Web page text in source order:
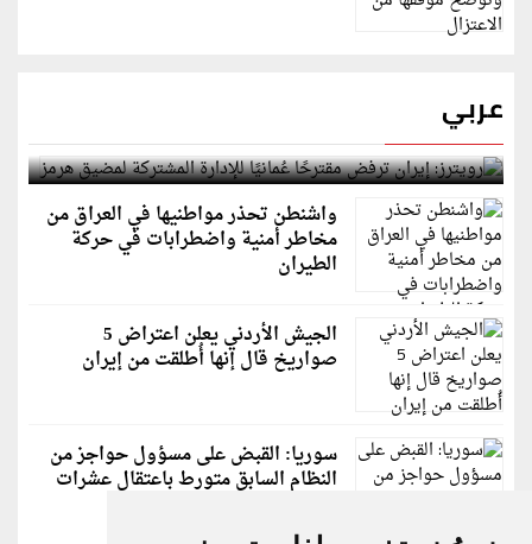
عربي
رويترز: إيران ترفض مقترحًا عُمانيًا للإدارة المشتركة
لمضيق هرمز
واشنطن تحذر مواطنيها في العراق من
مخاطر أمنية واضطرابات في حركة
الطيران
الجيش الأردني يعلن اعتراض 5
صواريخ قال إنها أُطلقت من إيران
سوريا: القبض على مسؤول حواجز من
النظام السابق متورط باعتقال عشرات